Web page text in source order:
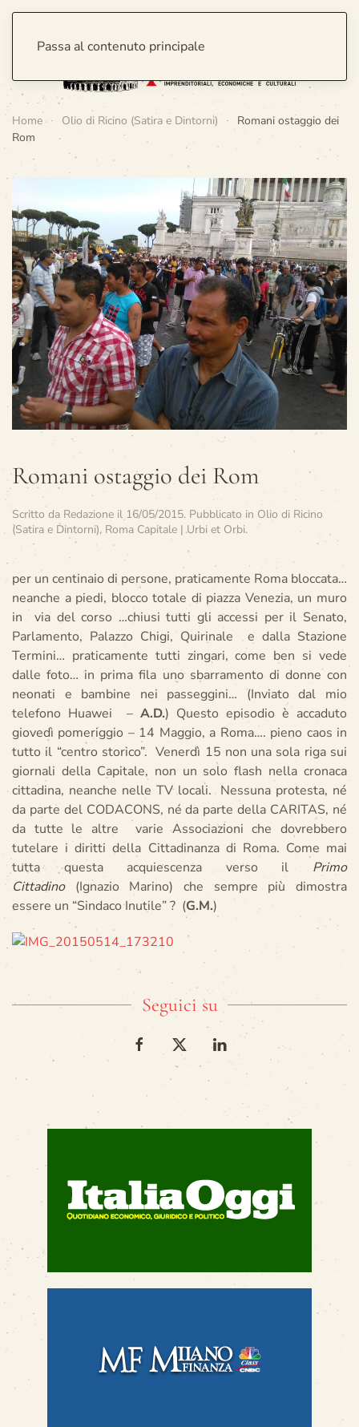
Passa al contenuto principale
Home Olio di Ricino (Satira e Dintorni)
Romani ostaggio dei
Rom
Romani ostaggio dei Rom
Scritto da Redazione il 16/05/2015. Pubblicato in Olio di Ricino
(Satira e Dintorni), Roma Capitale | Urbi et Orbi.
per un centinaio di persone, praticamente Roma bloccata…
neanche a piedi, blocco totale di piazza Venezia, un muro
in via del corso …chiusi tutti gli accessi per il Senato,
Parlamento, Palazzo Chigi, Quirinale e dalla Stazione
Termini… praticamente tutti zingari, come ben si vede
dalle foto… in prima fila uno sbarramento di donne con
neonati e bambine nei passeggini… (Inviato dal mio
telefono Huawei – A.D.) Questo episodio è accaduto
giovedì pomeriggio – 14 Maggio, a Roma…. pieno caos in
tutto il “centro storico”. Venerdì 15 non una sola riga sui
giornali della Capitale, non un solo flash nella cronaca
cittadina, neanche nelle TV locali. Nessuna protesta, né
da parte del CODACONS, né da parte della CARITAS, né
da tutte le altre varie Associazioni che dovrebbero
tutelare i diritti della Cittadinanza di Roma. Come mai
tutta questa acquiescenza verso il Primo
Cittadino(Ignazio Marino) che sempre più dimostra
essere un “Sindaco Inutile” ? (G.M.)
Seguici su